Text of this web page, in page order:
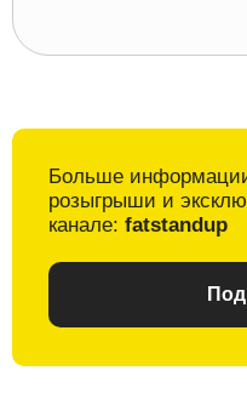
Больше
розыгрыши и
канале: fatstandup